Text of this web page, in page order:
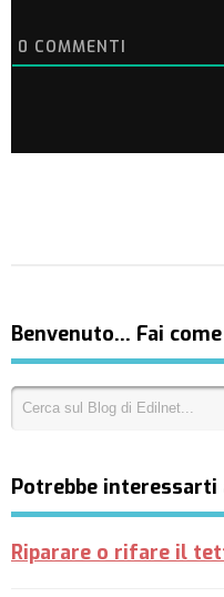
0 COMMENTI
Benvenuto… Fai
Potrebbe interessarti
Riparare o rifare il